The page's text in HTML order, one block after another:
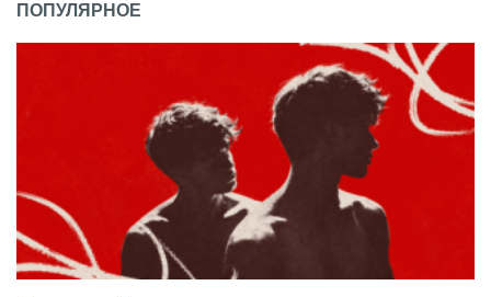
ПОПУЛЯРНОЕ